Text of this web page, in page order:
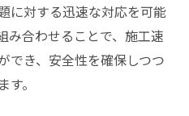
に対する迅速な対応を可能
み合わせることで、施工速
でき、安全性を確保しつつ
。